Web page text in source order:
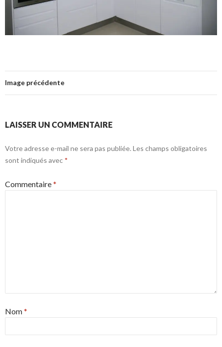
Image précédente
LAISSER UN COMMENTAIRE
Votre adresse e-mail ne sera pas publiée. Les champs obligatoires
sont indiqués avec *
Commentaire*
Nom*